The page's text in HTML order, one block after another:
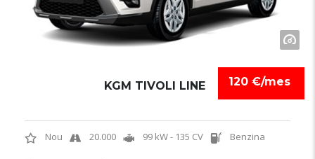
120 €/mes
KGM TIVOLI LINE
Nou 20.000 99 kW - 135 CV Benzina